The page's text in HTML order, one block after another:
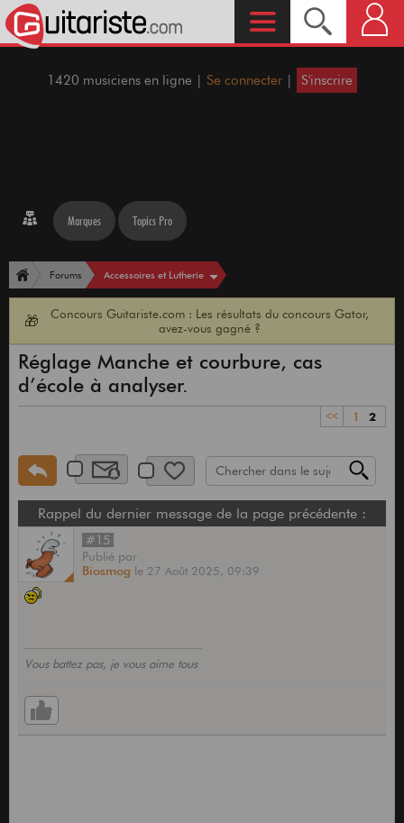
1420 musiciens en ligne | Se connecter | S'inscrire
Marques Topics Pro
Forums Accessoires et Lutherie
🎁
Concours Guitariste.com : Les résultats du concours Gator,
avez-vous gagné ?
Réglage Manche et courbure, cas
d’école à analyser.
<< 1 2
Rappel du dernier message de la page précédente :
#15
Publié par
Biosmog le 27 Août 2025, 09:39
Vous battez pas, je vous aime tous